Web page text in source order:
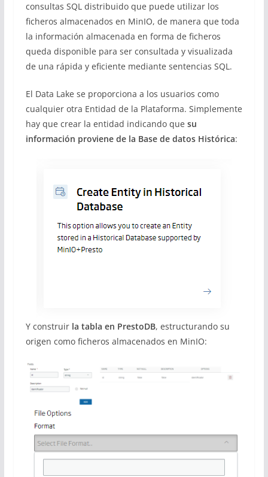
consultas SQL distribuido que puede utilizar los
ficheros almacenados en MinIO, de manera que toda
la información almacenada en forma de ficheros
queda disponible para ser consultada y visualizada
de una rápida y eficiente mediante sentencias SQL.
El Data Lake se proporciona a los usuarios como
cualquier otra Entidad de la Plataforma. Simplemente
hay que crear la entidad indicando que su
información proviene de la Base de datos Histórica:
Y construir la tabla en PrestoDB, estructurando su
origen como ficheros almacenados en MinIO: